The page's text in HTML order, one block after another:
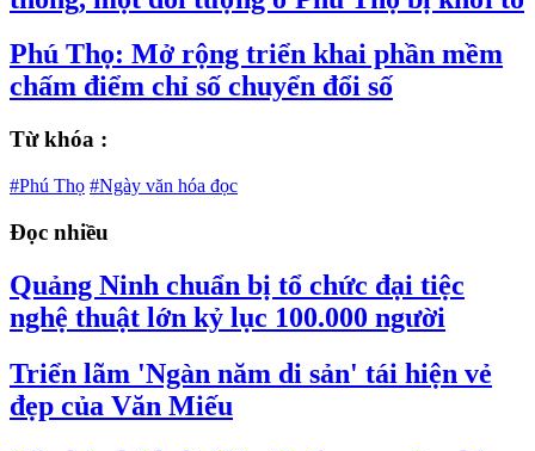
Phú Thọ: Mở rộng triển khai phần mềm
chấm điểm chỉ số chuyển đổi số
Từ khóa :
#Phú Thọ #Ngày văn hóa đọc
Đọc nhiều
Quảng Ninh chuẩn bị tổ chức đại tiệc
nghệ thuật lớn kỷ lục 100.000 người
Triển lãm 'Ngàn năm di sản' tái hiện vẻ
đẹp của Văn Miếu